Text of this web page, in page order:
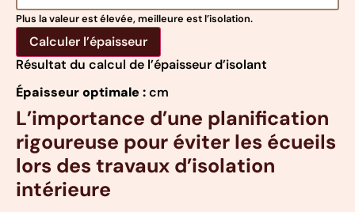
Plus la valeur est élevée, meilleure est l’isolation.
Calculer l’épaisseur
Résultat du calcul de l’épaisseur d’isolant
Épaisseur optimale :cm
L’importance d’une planification
rigoureuse pour éviter les écueils
lors des travaux d’isolation
intérieure